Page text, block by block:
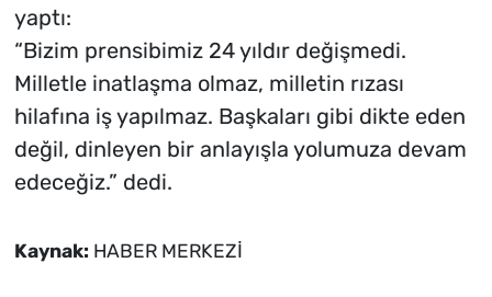
yaptı:
“Bizim prensibimiz 24 yıldır değişmedi.
Milletle inatlaşma olmaz, milletin rızası
hilafına iş yapılmaz. Başkaları gibi dikte eden
değil, dinleyen bir anlayışla yolumuza devam
edeceğiz.” dedi.
Kaynak: HABER MERKEZİ